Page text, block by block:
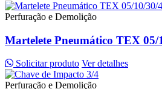
Perfuração e Demolição
Martelete Pneumático TEX 05/
Solicitar produto Ver detalhes
Perfuração e Demolição